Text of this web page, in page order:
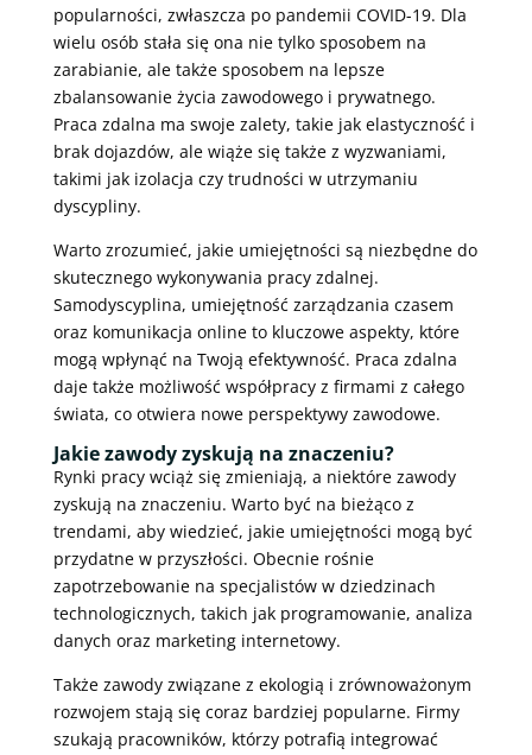
popularności, zwłaszcza po pandemii COVID-19. Dla
wielu osób stała się ona nie tylko sposobem na
zarabianie, ale także sposobem na lepsze
zbalansowanie życia zawodowego i prywatnego.
Praca zdalna ma swoje zalety, takie jak elastyczność i
brak dojazdów, ale wiąże się także z wyzwaniami,
takimi jak izolacja czy trudności w utrzymaniu
dyscypliny.
Warto zrozumieć, jakie umiejętności są niezbędne do
skutecznego wykonywania pracy zdalnej.
Samodyscyplina, umiejętność zarządzania czasem
oraz komunikacja online to kluczowe aspekty, które
mogą wpłynąć na Twoją efektywność. Praca zdalna
daje także możliwość współpracy z firmami z całego
świata, co otwiera nowe perspektywy zawodowe.
Jakie zawody zyskują na znaczeniu?
Rynki pracy wciąż się zmieniają, a niektóre zawody
zyskują na znaczeniu. Warto być na bieżąco z
trendami, aby wiedzieć, jakie umiejętności mogą być
przydatne w przyszłości. Obecnie rośnie
zapotrzebowanie na specjalistów w dziedzinach
technologicznych, takich jak programowanie, analiza
danych oraz marketing internetowy.
Także zawody związane z ekologią i zrównoważonym
rozwojem stają się coraz bardziej popularne. Firmy
szukają pracowników, którzy potrafią integrować